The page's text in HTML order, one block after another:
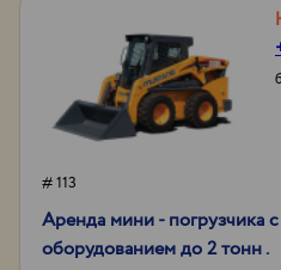
# 113
Аренда мини - погрузчика
оборудованием до 2 тонн .